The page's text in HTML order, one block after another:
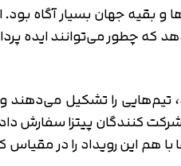
و بقیه جهان بسیار آگاه
که چطور می‌توانند ایده
خود را ارائه می‌دهند، تیم‌هایی را
کنندگان پیتزا سفارش
هم این رویداد را در